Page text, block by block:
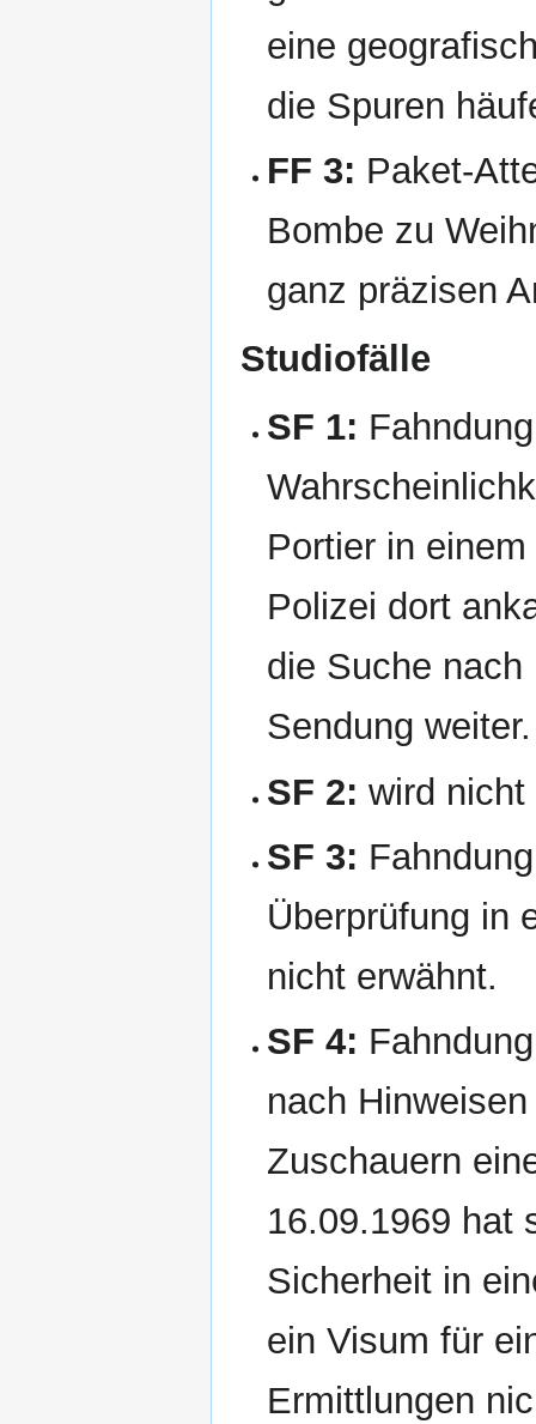
eine
die Spuren
FF 3: Paket-
Bombe zu
ganz präzisen
Studiofälle
SF 1:
Portier in
Polizei dort
die Suche
Sendung weiter.
SF 2: wird nicht
SF 3:
Überprüfung in
nicht erwähnt.
SF 4:
nach
Zuschauern
16.09.1969 hat
Sicherheit in
ein Visum für
Ermittlungen